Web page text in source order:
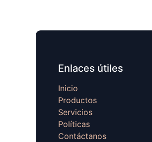
Enlaces útiles
Inicio
Productos
Servicios
Políticas
Contáctanos